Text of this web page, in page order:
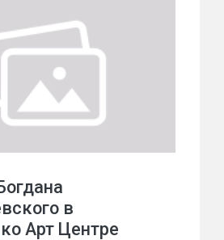
в
Арт Центре